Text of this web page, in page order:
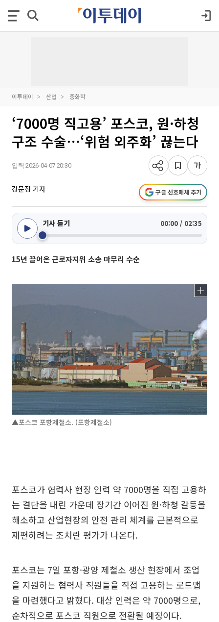
이투데이 산업 중화학
‘7000명 직고용’ 포스코, 원·하청
구조 수술⋯‘위험 외주화’ 끊는다
입력 2026-04-07 20:30
강문정 기자 구글 선호매체 추가
기사 듣기 00:00 / 02:35
15년 끌어온 근로자지위 소송 마무리 수순
▲포스코 포항제철소. (포항제철소)
포스코가 협력사 현장 인력 약 7000명을 직접 고용하
는 결단을 내린 가운데 장기간 이어진 원·하청 갈등을
해소하고 산업현장의 안전 관리 체계를 근본적으로
재편하려는 조치란 평가가 나온다.
포스코는 7일 포항·광양 제철소 생산 현장에서 조업
을 지원하는 협력사 직원들을 직접 고용하는 로드맵
을 마련했다고 밝혔다. 대상 인력은 약 7000명으로,
순차적으로 포스코 직원으로 전환될 예정이다.